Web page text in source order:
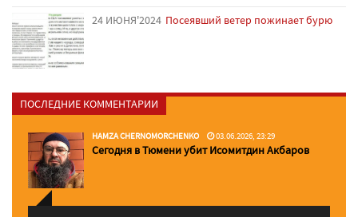
24 ИЮНЯ'2024 Посеявший ветер пожинает бурю
ПОСЛЕДНИЕ КОММЕНТАРИИ
HAMZA CHERNOMORCHENKO 03.06.2026, 23:29
Сегодня в Тюмени убит Исомитдин Акбаров